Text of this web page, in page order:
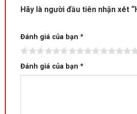
Hãy là người đầu tiên nhận xét
Đánh giá của bạn *
Đánh giá của bạn *